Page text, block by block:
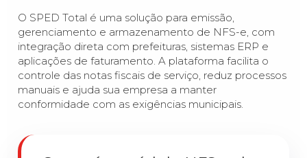
O SPED Total é uma solução para emissão,
gerenciamento e armazenamento de NFS-e, com
integração direta com prefeituras, sistemas ERP e
aplicações de faturamento. A plataforma facilita o
controle das notas fiscais de serviço, reduz processos
manuais e ajuda sua empresa a manter
conformidade com as exigências municipais.